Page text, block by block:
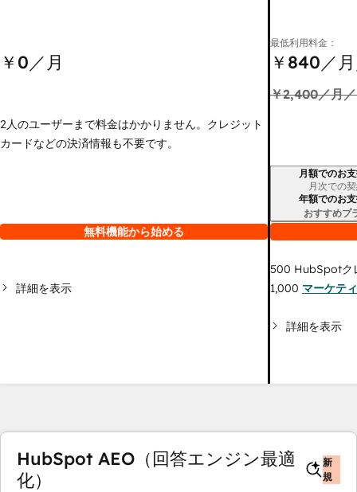
￥0／月
2人のユーザーまで料金はかかりません。クレジット
カードなどの決済情報も不要です。
無料機能から始める
詳細を表示
最低利用料金：
￥840／
￥2,400／月
請求期間月額でのお
月次での
年額でのお
おすすめプ
500 HubSpotク
1,000 マーケテ
詳細を表示
HubSpot AEO（回答エンジン最適
化）
新
規